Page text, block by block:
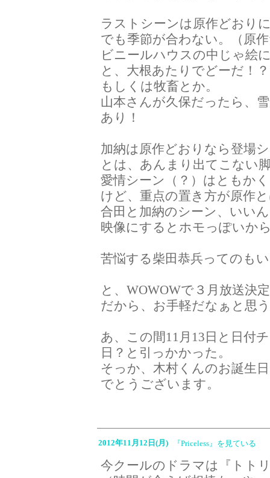
ラストシーンは原作どおり
でも季節が合わない。（原
ビニールハウスの中じゃ絵
と、大根あたりでどーだ！？
もしくは牧畜とか。
山本さんが久保だったら、
あり！
加納は原作どおりなら登場
とは、あんまり出てこない
愛情シーン（？）はともか
けど、重点の置き方が原作
合田と加納のシーン、いい
映像にするとホモっぽいか
苦悩する柴田恭兵ってのも
と、WOWOWで３月放送決
だから、お手軽だなぁと思
あ、この間11月13日と日付
日？と引っかかった。
そっか、木村くんのお誕生
でとうございます。
2012年11月12日(月) 『Priceless』を見ている
今クールのドラマは『トト